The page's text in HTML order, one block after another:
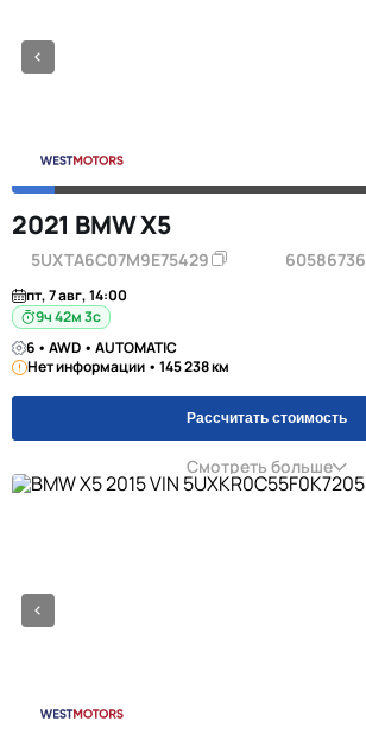
2021 BMW X5
5UXTA6C07M9E75429 60586736
пт, 7 авг, 14:00
9ч 42м 2с
6 • AWD • AUTOMATIC
Нет информации • 145 238 км
Рассчитать стоимость
Смотреть больше